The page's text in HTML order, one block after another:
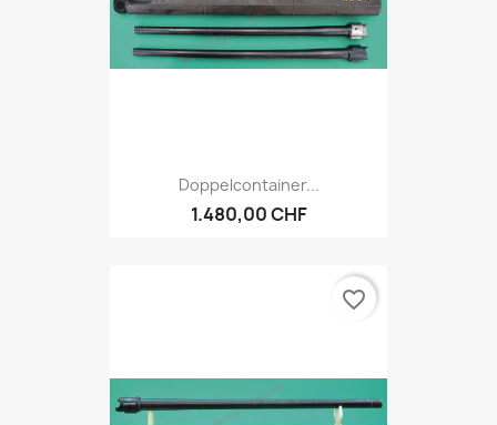
Doppelcontainer...
1.480,00 CHF
favorite_border